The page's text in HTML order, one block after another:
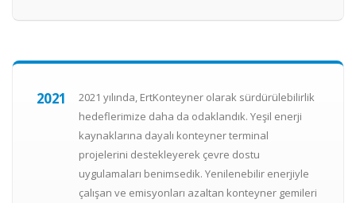
2021
2021 yılında, ErtKonteyner olarak sürdürülebilirlik
hedeflerimize daha da odaklandık. Yeşil enerji
kaynaklarına dayalı konteyner terminal
projelerini destekleyerek çevre dostu
uygulamaları benimsedik. Yenilenebilir enerjiyle
çalışan ve emisyonları azaltan konteyner gemileri